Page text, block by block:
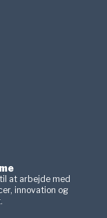
at arbejde med
innovation og